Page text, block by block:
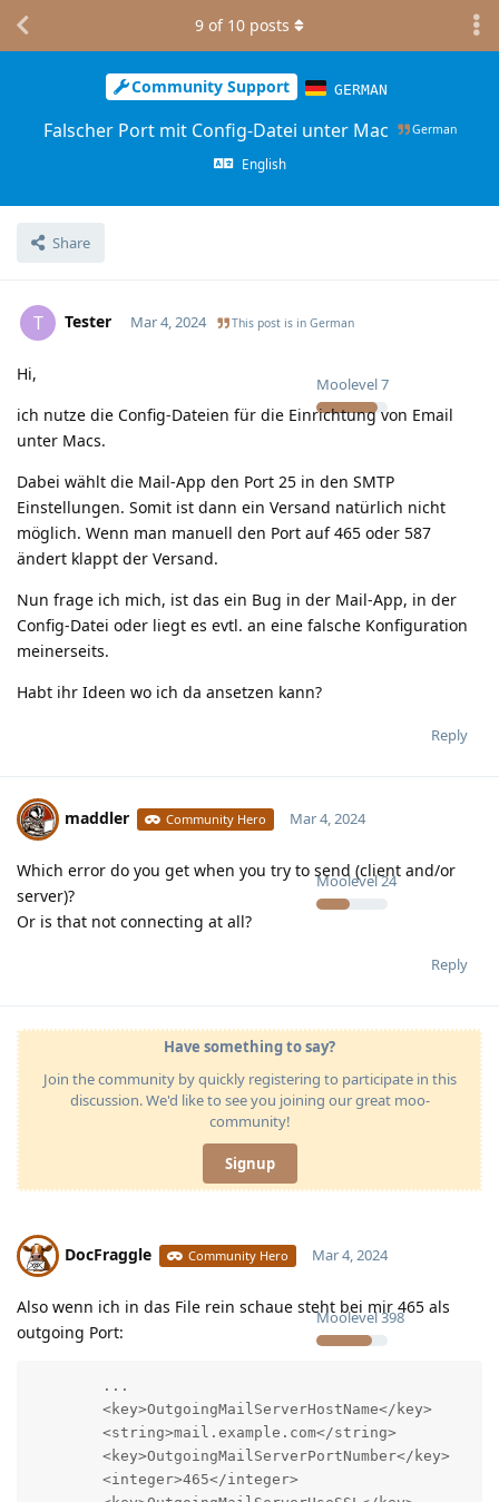
Community Support GERMAN
Falscher Port mit Config-Datei unter Mac German
English
Share
9 of 10 posts
T Tester
Moolevel7
Mar 4, 2024 This post is in German
Hi,
ich nutze die Config-Dateien für die Einrichtung von Email
unter Macs.
Dabei wählt die Mail-App den Port 25 in den SMTP
Einstellungen. Somit ist dann ein Versand natürlich nicht
möglich. Wenn man manuell den Port auf 465 oder 587
ändert klappt der Versand.
Nun frage ich mich, ist das ein Bug in der Mail-App, in der
Config-Datei oder liegt es evtl. an eine falsche Konfiguration
meinerseits.
Habt ihr Ideen wo ich da ansetzen kann?
Reply
maddler Community Hero
Moolevel24
Mar 4, 2024
Which error do you get when you try to send (client and/or
server)?
Or is that not connecting at all?
Reply
Have something to say?
Join the community by quickly registering to participate in this
discussion. We'd like to see you joining our great moo-
community!
Signup
DocFraggle Community Hero
Moolevel398
Mar 4, 2024
Also wenn ich in das File rein schaue steht bei mir 465 als
outgoing Port:
        ...
        <key>OutgoingMailServerHostName</key>
        <string>mail.example.com</string>
        <key>OutgoingMailServerPortNumber</key>
        <integer>465</integer>